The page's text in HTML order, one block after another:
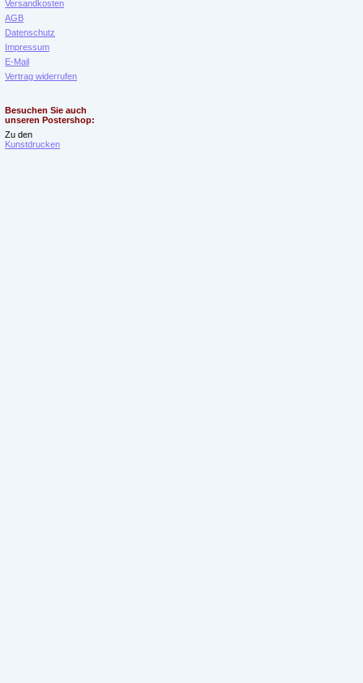
Versandkosten
AGB
Datenschutz
Impressum
E-Mail
Vertrag widerrufen
Besuchen Sie auch
unseren Postershop:
Zu den
Kunstdrucken